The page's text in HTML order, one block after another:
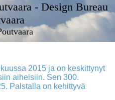
- Design Bureau
2015 ja on keskittynyt
aiheisiin. Sen 300.
Palstalla on kehittyvä